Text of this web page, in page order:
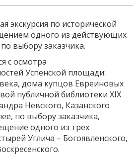
экскурсия по исторической
одного из действующих
выбору заказчика.
с осмотра
Успенской площади:
дома купцов Евреиновых
публичной библиотеки XIX
Невского, Казанского
по выбору заказчика,
одного из трех
Углича – Богоявленского,